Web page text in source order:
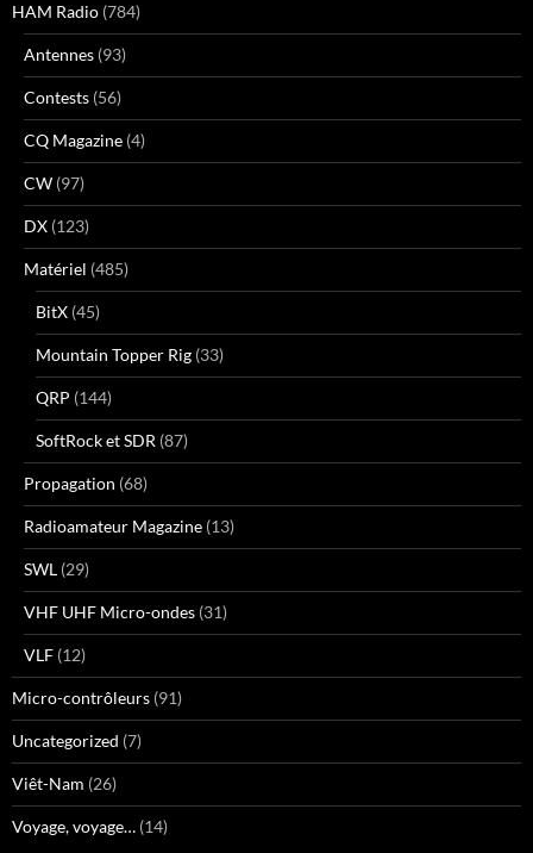
HAM Radio (784)
Antennes (93)
Contests (56)
CQ Magazine (4)
CW (97)
DX (123)
Matériel (485)
BitX (45)
Mountain Topper Rig (33)
QRP (144)
SoftRock et SDR (87)
Propagation (68)
Radioamateur Magazine (13)
SWL (29)
VHF UHF Micro-ondes (31)
VLF (12)
Micro-contrôleurs (91)
Uncategorized (7)
Viêt-Nam (26)
Voyage, voyage… (14)